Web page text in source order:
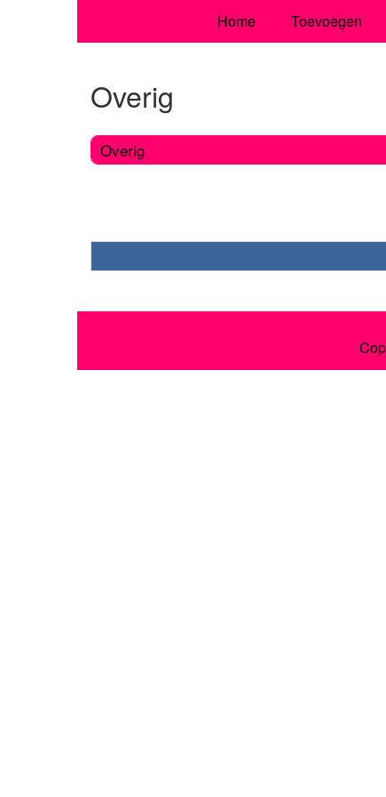
Home Toevoegen
Overig
Overig